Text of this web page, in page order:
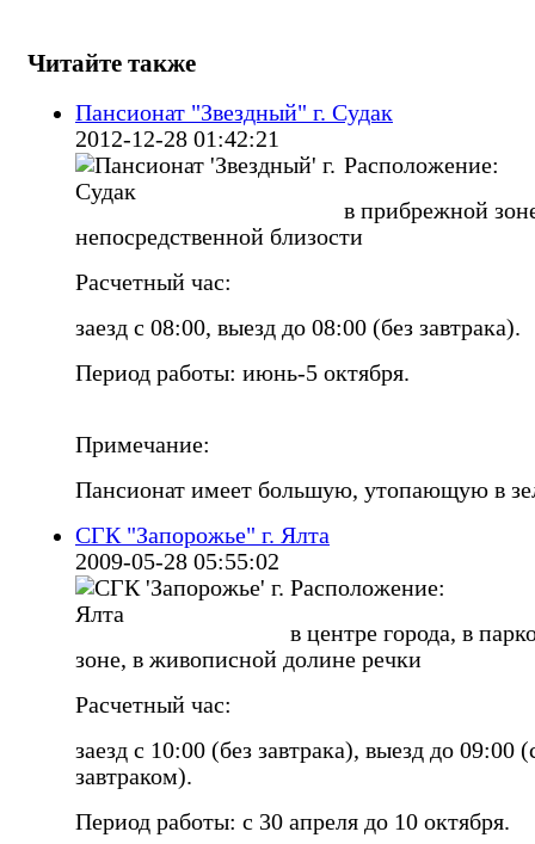
Читайте также
Пансионат "Звездный" г. Судак
2012-12-28 01:42:21
Расположение:
в прибрежной
непосредственной близости
Расчетный час:
заезд с 08:00, выезд до 08:00 (без завтрака).
Период работы: июнь-5 октября.
Примечание:
Пансионат имеет большую, утопающую в
СГК "Запорожье" г. Ялта
2009-05-28 05:55:02
Расположение:
в центре города, в
зоне, в живописной долине речки
Расчетный час:
заезд с 10:00 (без завтрака), выезд до 09:00
завтраком).
Период работы: с 30 апреля до 10 октября.